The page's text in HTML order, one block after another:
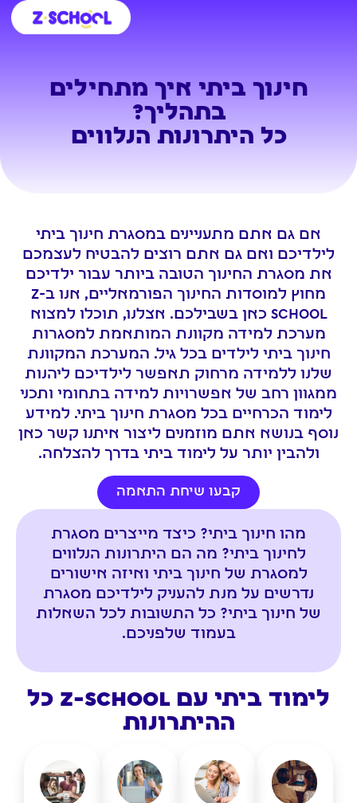
חינוך ביתי איך מתחילים
בתהליך?
כל היתרונות הנלווים
אם גם אתם מתעניינים במסגרת חינוך ביתי
לילדיכם ואם גם אתם רוצים להבטיח לעצמכם
את מסגרת החינוך הטובה ביותר עבור ילדיכם
מחוץ למוסדות החינוך הפורמאליים, אנו ב-Z
SCHOOL כאן בשבילכם. אצלנו, תוכלו למצוא
מערכת למידה מקוונת המותאמת למסגרות
חינוך ביתי לילדים בכל גיל. המערכת המקוונת
שלנו ללמידה מרחוק תאפשר לילדיכם ליהנות
ממגוון רחב של אפשרויות למידה בתחומי ותכני
לימוד הכרחיים בכל מסגרת חינוך ביתי. למידע
נוסף בנושא אתם מוזמנים ליצור איתנו קשר כאן
ולהבין יותר על לימוד ביתי בדרך להצלחה.
קבעו שיחת התאמה​
מהו חינוך ביתי? כיצד מייצרים מסגרת
לחינוך ביתי? מה הם היתרונות הנלווים
למסגרת של חינוך ביתי ואיזה אישורים
נדרשים על מנת להעניק לילדיכם מסגרת
של חינוך ביתי? כל התשובות לכל השאלות
בעמוד שלפניכם.
לימוד ביתי עם Z-SCHOOL כל
ההיתרונות